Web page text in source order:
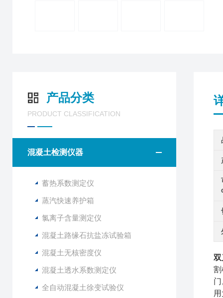
产品分类
PRODUCT CLASSIFICATION
混凝土检测仪器
蓄热系数测定仪
蒸汽快速养护箱
氯离子含量测定仪
混凝土路缘石抗盐冻试验箱
混凝土无核密度仪
混凝土透水系数测定仪
全自动混凝土徐变试验仪
双
割